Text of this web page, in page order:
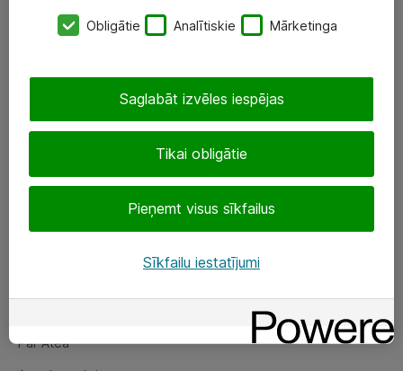
SIA „ATEA”
eShop@atea.lv
Sekojiet mums
Par Atea
Par Atea
Obligātie Analītiskie Mārketinga
Tikai obligātie
Pieņemt visus sīkfailus
Saglabāt izvēles iespējas
Sīkfailu iestatījumi